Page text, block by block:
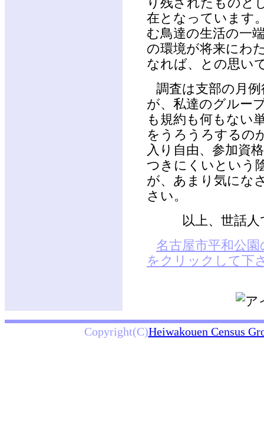
在となっています
む鳥達の生活の一
の環境が将来にわ
なれば、との思い
調査は支部の月
が、私達のグルー
も規約も何もない
をうろうろするの
入り自由、参加資
つきにくいという
が、あまり気にな
さい。
以上、世話人
名古屋市平和公
をクリックして下
Copyright(C)Heiwakouen Census